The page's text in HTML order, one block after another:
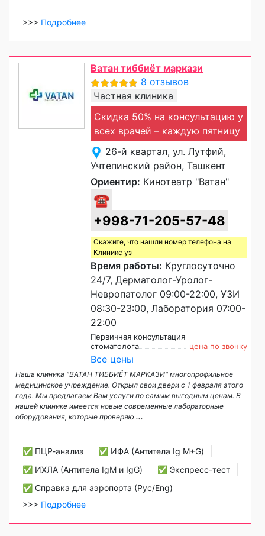
>>> Подробнее
Ватан тиббиёт маркази
8 отзывов
Частная клиника
Скидка 50% на консультацию у
всех врачей – каждую пятницу
26-й квартал, ул. Лутфий,
Учтепинский район, Ташкент
Ориентир: Кинотеатр "Ватан"
☎
+998-71-205-57-48
Скажите, что нашли номер телефона на
Клиникс уз
Время работы: Круглосуточно
24/7, Дерматолог-Уролог-
Невропатолог 09:00-22:00, УЗИ
08:30-23:00, Лаборатория 07:00-
22:00
Первичная консультация
стоматолога
цена по звонку
Все цены
Наша клиника "ВАТАН ТИББИЁТ МАРКАЗИ" многопрофильное
медицинское учреждение. Открыл свои двери с 1 февраля этого
года. Мы предлагаем Вам услуги по самым выгодным ценам. В
нашей клинике имеется новые современные лабораторные
оборудования, которые проверяю ...
✅ ПЦР-анализ
✅ ИФА (Антитела Ig М+G)
✅ ИХЛА (Антитела IgM и IgG)
✅ Экспресс-тест
✅ Справка для аэропорта (Рус/Eng)
>>> Подробнее